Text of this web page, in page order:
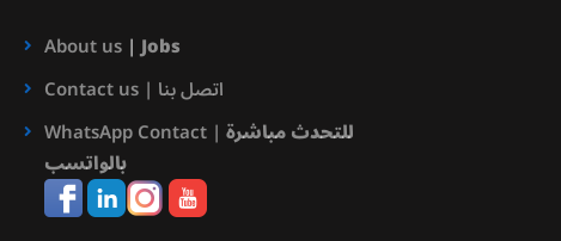
About us|Jobs
Contact us | اتصل بنا
WhatsApp Contact | للتحدث مباشرة
بالواتسب